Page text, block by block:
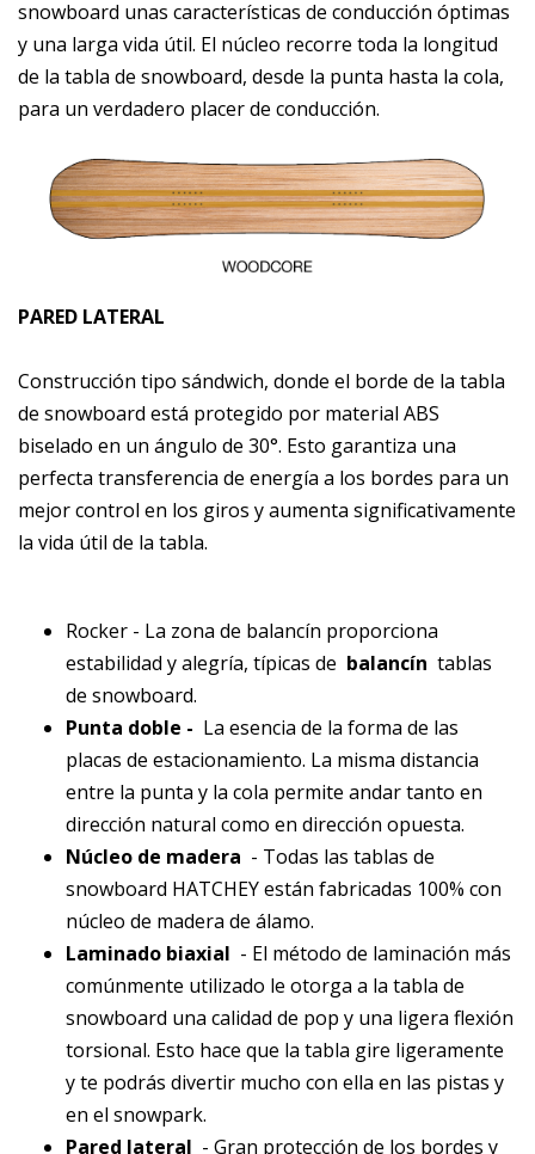
snowboard unas características de conducción óptimas
y una larga vida útil. El núcleo recorre toda la longitud
de la tabla de snowboard, desde la punta hasta la cola,
para un verdadero placer de conducción.
PARED LATERAL
Construcción tipo sándwich, donde el borde de la tabla
de snowboard está protegido por material ABS
biselado en un ángulo de 30°. Esto garantiza una
perfecta transferencia de energía a los bordes para un
mejor control en los giros y aumenta significativamente
la vida útil de la tabla.
Rocker - La zona de balancín proporciona
estabilidad y alegría, típicas de balancín tablas
de snowboard.
Punta doble - La esencia de la forma de las
placas de estacionamiento. La misma distancia
entre la punta y la cola permite andar tanto en
dirección natural como en dirección opuesta.
Núcleo de madera - Todas las tablas de
snowboard HATCHEY están fabricadas 100% con
núcleo de madera de álamo.
Laminado biaxial - El método de laminación más
comúnmente utilizado le otorga a la tabla de
snowboard una calidad de pop y una ligera flexión
torsional. Esto hace que la tabla gire ligeramente
y te podrás divertir mucho con ella en las pistas y
en el snowpark.
Pared lateral - Gran protección de los bordes y